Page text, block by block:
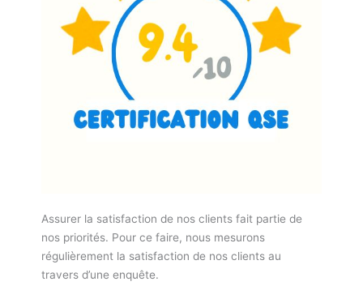
Assurer la satisfaction de nos clients fait partie de
nos priorités. Pour ce faire, nous mesurons
régulièrement la satisfaction de nos clients au
travers d’une enquête.